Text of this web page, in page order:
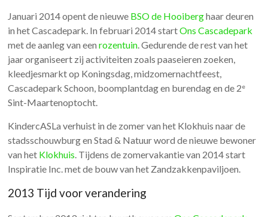
Januari 2014 opent de nieuwe BSO de Hooiberghaar deuren
in het Cascadepark. In februari 2014 startOns Cascadepark
met de aanleg van eenrozentuin. Gedurende de rest van het
jaar organiseert zij activiteiten zoals paaseieren zoeken,
kleedjesmarkt op Koningsdag, midzomernachtfeest,
Cascadepark Schoon, boomplantdag en burendag en de 2e
Sint-Maartenoptocht.
KindercASLa verhuist in de zomer van het Klokhuis naar de
stadsschouwburg en Stad & Natuur word de nieuwe bewoner
van het Klokhuis. Tijdens de zomervakantie van 2014 start
Inspiratie Inc. met de bouw van het Zandzakkenpaviljoen.
2013 Tijd voor verandering